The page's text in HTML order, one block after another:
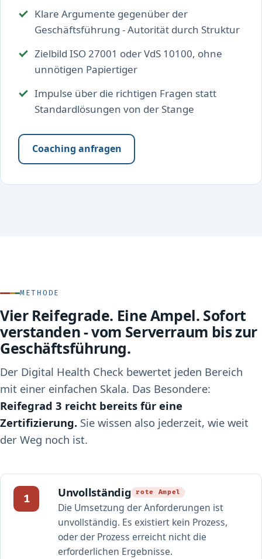
Klare Argumente gegenüber der
Geschäftsführung - Autorität durch Struktur
Zielbild ISO 27001 oder VdS 10100, ohne
unnötigen Papiertiger
Impulse über die richtigen Fragen statt
Standardlösungen von der Stange
Coaching anfragen
METHODE
Vier Reifegrade. Eine Ampel. Sofort
verstanden - vom Serverraum bis zur
Geschäftsführung.
Der Digital Health Check bewertet jeden Bereich
mit einer einfachen Skala. Das Besondere:
Reifegrad 3 reicht bereits für eine
Zertifizierung. Sie wissen also jederzeit, wie weit
der Weg noch ist.
1 Unvollständig rote Ampel
Die Umsetzung der Anforderungen ist
unvollständig. Es existiert kein Prozess,
oder der Prozess erreicht nicht die
erforderlichen Ergebnisse.